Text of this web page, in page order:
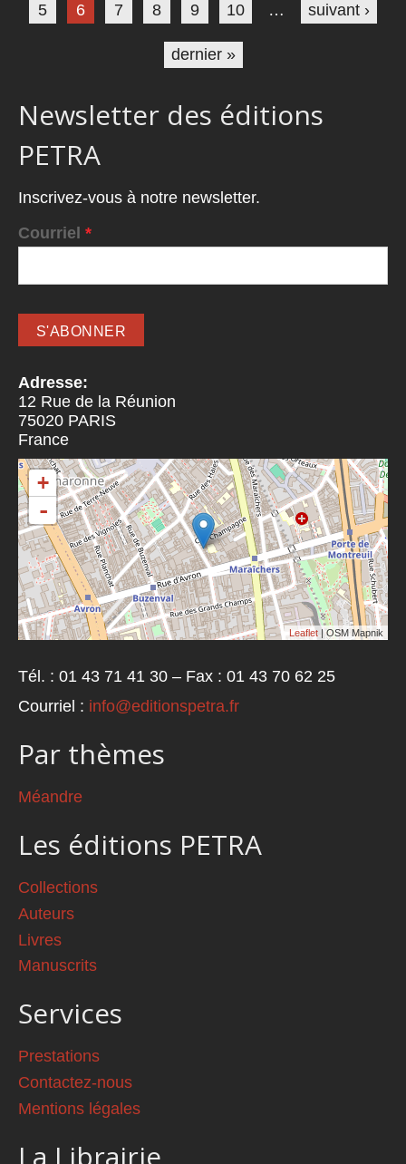
5 6 7 8 9 10 … suivant ›
dernier »
Newsletter des éditions
PETRA
Inscrivez-vous à notre newsletter.
Courriel *
Adresse:
12 Rue de la Réunion
75020 PARIS
France
+
-
Leaflet | OSM Mapnik
Tél. : 01 43 71 41 30 – Fax : 01 43 70 62 25
Courriel : info@editionspetra.fr
Par thèmes
Méandre
Les éditions PETRA
Collections
Auteurs
Livres
Manuscrits
Services
Prestations
Contactez-nous
Mentions légales
La Librairie